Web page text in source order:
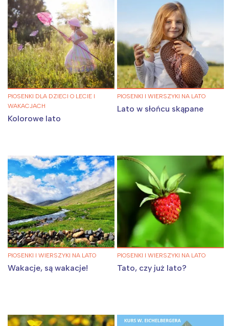
PIOSENKI DLA DZIECI O LECIE I
WAKACJACH
Kolorowe lato
PIOSENKI I WIERSZYKI NA LATO
Lato w słońcu skąpane
PIOSENKI I WIERSZYKI NA LATO
Wakacje, są wakacje!
PIOSENKI I WIERSZYKI NA LATO
Tato, czy już lato?
Interesują mnie wydarzenia z